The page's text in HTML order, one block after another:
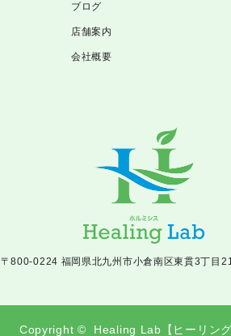
ブログ
店舗案内
会社概要
〒800-0224 福岡県北九州市小倉南区東貫3丁目
Copyright © Healing Lab【ヒーリング